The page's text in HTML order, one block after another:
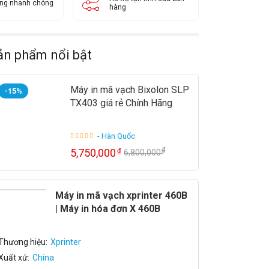
nhanh chóng
hàng
phẩm nổi bật
-15%
Máy in mã vạch Bixolon SLP
TX403 giá rẻ Chính Hãng
- Hàn Quốc
5,750,000₫ 6,800,000₫
Máy in mã vạch xprinter 460B
| Máy in hóa đơn X 460B
hiệu: Xprinter
xứ: China